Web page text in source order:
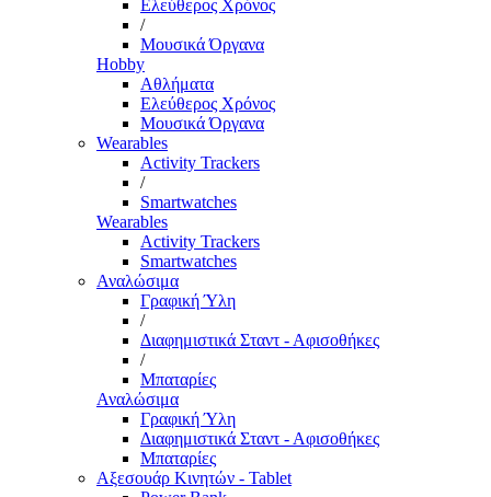
Ελεύθερος Χρόνος
/
Μουσικά Όργανα
Hobby
Αθλήματα
Ελεύθερος Χρόνος
Μουσικά Όργανα
Wearables
Activity Trackers
/
Smartwatches
Wearables
Activity Trackers
Smartwatches
Αναλώσιμα
Γραφική Ύλη
/
Διαφημιστικά Σταντ - Αφισοθήκες
/
Μπαταρίες
Αναλώσιμα
Γραφική Ύλη
Διαφημιστικά Σταντ - Αφισοθήκες
Μπαταρίες
Αξεσουάρ Κινητών - Tablet